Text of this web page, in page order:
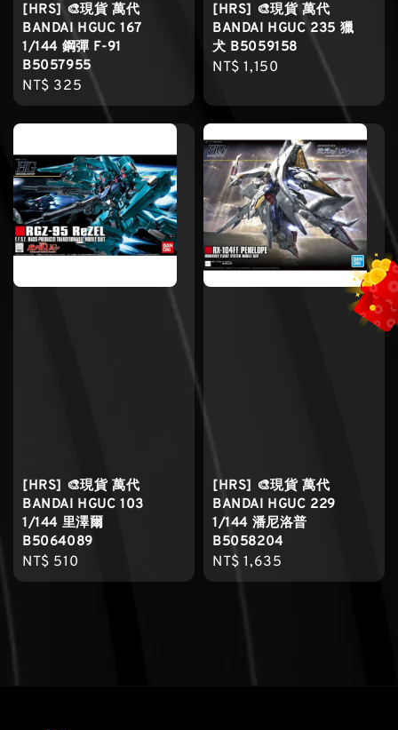
[HRS] 🎨現貨 萬代
BANDAI HGUC 167
1/144 鋼彈 F-91
B5057955
Regular
price
NT$ 325
[HRS] 🎨現貨 萬代
BANDAI HGUC 235 獵
犬 B5059158
Regular
NT$ 1,150
[HRS] 🎨現貨 萬代
BANDAI HGUC 103
1/144 里澤爾
B5064089
Regular
price
NT$ 510
[HRS] 🎨現貨 萬代
BANDAI HGUC 229
1/144 潘尼洛普
B5058204
Regular
price
NT$ 1,635